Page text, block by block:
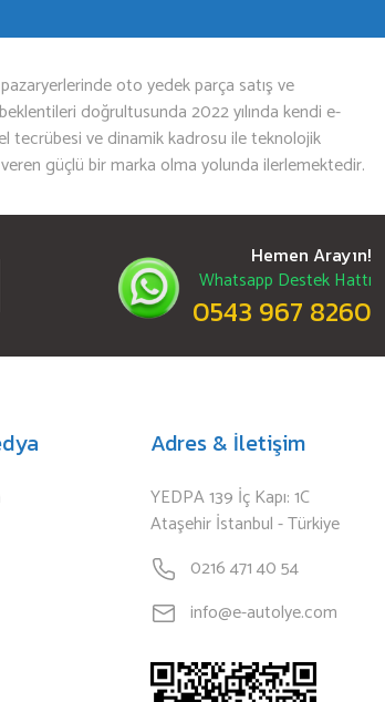
oto yedek parça satış ve
doğrultusunda 2022 yılında kendi e-
tecrübesi ve dinamik kadrosu ile teknolojik
güçlü bir marka olma yolunda ilerlemektedir.
Hemen Arayın!
Whatsapp Destek Hattı
0543 967 8260
Adres & İletişim
YEDPA 139 İç Kapı: 1C
Ataşehir İstanbul - Türkiye
0216 471 40 54
info@e-autolye.com